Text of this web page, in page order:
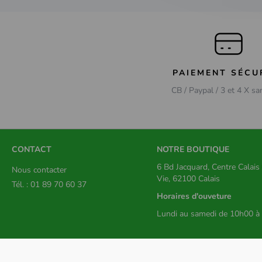
PAIEMENT
CB / Paypal / 3 et 4 X
CONTACT
Nous contacter
Tél. : 01 89 70 60 37
NOTRE BOUTIQUE
6 Bd Jacquard, Centre
Vie, 62100 Calais
Horaires d'ouveture
Lundi au samedi de 10h00